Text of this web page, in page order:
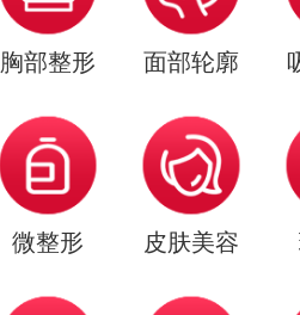
胸部整形 面部轮廓
微整形 皮肤美容